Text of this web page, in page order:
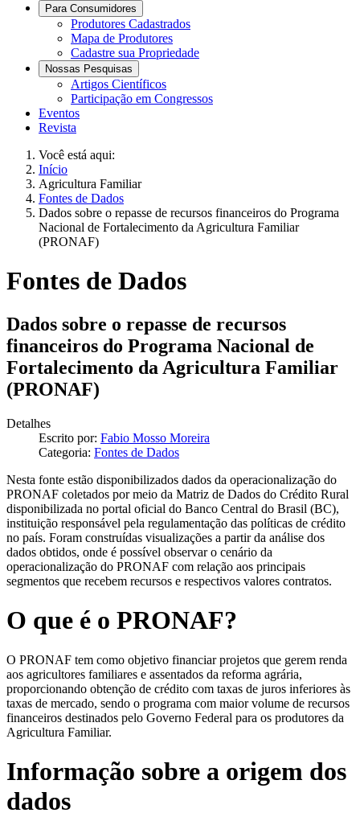
Para Consumidores
Produtores Cadastrados
Mapa de Produtores
Cadastre sua Propriedade
Nossas Pesquisas
Artigos Científicos
Participação em Congressos
Eventos
Revista
Você está aqui:
Início
Agricultura Familiar
Fontes de Dados
Dados sobre o repasse de recursos financeiros do Programa
Nacional de Fortalecimento da Agricultura Familiar
(PRONAF)
Fontes de Dados
Dados sobre o repasse de recursos
financeiros do Programa Nacional de
Fortalecimento da Agricultura Familiar
(PRONAF)
Detalhes
Escrito por: Fabio Mosso Moreira
Categoria: Fontes de Dados
Nesta fonte estão disponibilizados dados da operacionalização do
PRONAF coletados por meio da Matriz de Dados do Crédito Rural
disponibilizada no portal oficial do Banco Central do Brasil (BC),
instituição responsável pela regulamentação das políticas de crédito
no país. Foram construídas visualizações a partir da análise dos
dados obtidos, onde é possível observar o cenário da
operacionalização do PRONAF com relação aos principais
segmentos que recebem recursos e respectivos valores contratos.
O que é o PRONAF?
O PRONAF tem como objetivo financiar projetos que gerem renda
aos agricultores familiares e assentados da reforma agrária,
proporcionando obtenção de crédito com taxas de juros inferiores às
taxas de mercado, sendo o programa com maior volume de recursos
financeiros destinados pelo Governo Federal para os produtores da
Agricultura Familiar.
Informação sobre a origem dos
dados